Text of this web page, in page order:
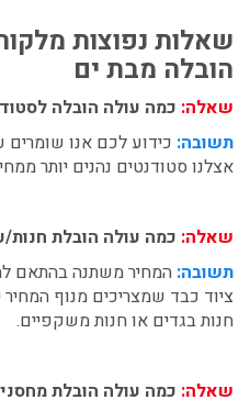
שאלות נפוצות
הובלה מבת ים
שאלה: כמה עולה הובלה
תשובה: כידוע לכם אנו שומרים
אצלנו סטודנטים נהנים יותר
שאלה: כמה עולה הובלת
תשובה: המחיר משתנה בהתאם
ציוד כבד שמצריכים מנוף
חנות בגדים או חנות משקפיים.
שאלה: כמה עולה הובלת